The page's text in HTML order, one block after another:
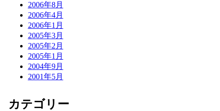
2006年8月
2006年4月
2006年1月
2005年3月
2005年2月
2005年1月
2004年9月
2001年5月
カテゴリー